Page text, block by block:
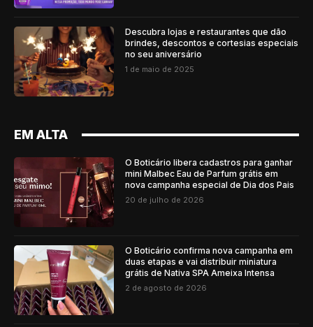
Descubra lojas e restaurantes que dão
brindes, descontos e cortesias especiais
no seu aniversário
1 de maio de 2025
EM ALTA
O Boticário libera cadastros para ganhar
mini Malbec Eau de Parfum grátis em
nova campanha especial de Dia dos Pais
20 de julho de 2026
O Boticário confirma nova campanha em
duas etapas e vai distribuir miniatura
grátis de Nativa SPA Ameixa Intensa
2 de agosto de 2026